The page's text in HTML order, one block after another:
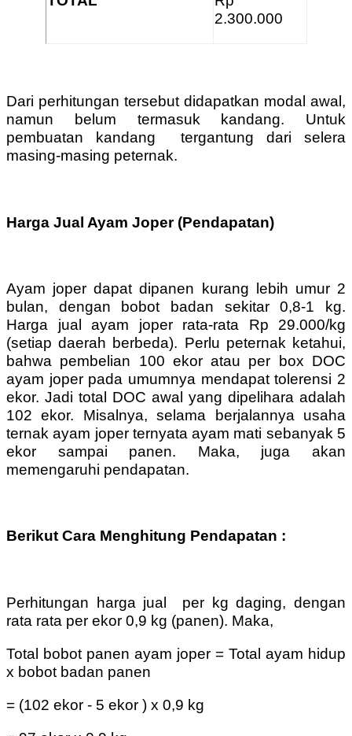
2.300.000
Dari perhitungan tersebut didapatkan modal awal,
namun belum termasuk kandang. Untuk
pembuatan kandang tergantung dari selera
masing-masing peternak.
Harga Jual Ayam Joper (Pendapatan)
Ayam joper dapat dipanen kurang lebih umur 2
bulan, dengan bobot badan sekitar 0,8-1 kg.
Harga jual ayam joper rata-rata Rp 29.000/kg
(setiap daerah berbeda). Perlu peternak ketahui,
bahwa pembelian 100 ekor atau per box DOC
ayam joper pada umumnya mendapat tolerensi 2
ekor. Jadi total DOC awal yang dipelihara adalah
102 ekor. Misalnya, selama berjalannya usaha
ternak ayam joper ternyata ayam mati sebanyak 5
ekor sampai panen. Maka, juga akan
memengaruhi pendapatan.
Berikut Cara Menghitung Pendapatan :
Perhitungan harga jual per kg daging, dengan
rata rata per ekor 0,9 kg (panen). Maka,
Total bobot panen ayam joper = Total ayam hidup
x bobot badan panen
= (102 ekor - 5 ekor ) x 0,9 kg